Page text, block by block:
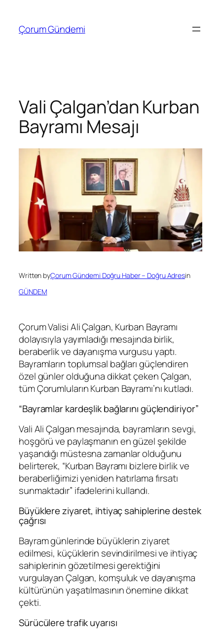
Çorum Gündemi
Vali Çalgan’dan Kurban
Bayramı Mesajı
Written byÇorum Gündemi Doğru Haber – Doğru Adresin
GÜNDEM
Çorum Valisi Ali Çalgan, Kurban Bayramı
dolayısıyla yayımladığı mesajında birlik,
beraberlik ve dayanışma vurgusu yaptı.
Bayramların toplumsal bağları güçlendiren
özel günler olduğuna dikkat çeken Çalgan,
tüm Çorumluların Kurban Bayramı’nı kutladı.
“Bayramlar kardeşlik bağlarını güçlendiriyor”
Vali Ali Çalgan mesajında, bayramların sevgi,
hoşgörü ve paylaşmanın en güzel şekilde
yaşandığı müstesna zamanlar olduğunu
belirterek, “Kurban Bayramı bizlere birlik ve
beraberliğimizi yeniden hatırlama fırsatı
sunmaktadır” ifadelerini kullandı.
Büyüklere ziyaret, ihtiyaç sahiplerine destek
çağrısı
Bayram günlerinde büyüklerin ziyaret
edilmesi, küçüklerin sevindirilmesi ve ihtiyaç
sahiplerinin gözetilmesi gerektiğini
vurgulayan Çalgan, komşuluk ve dayanışma
kültürünün yaşatılmasının önemine dikkat
çekti.
Sürücülere trafik uyarısı